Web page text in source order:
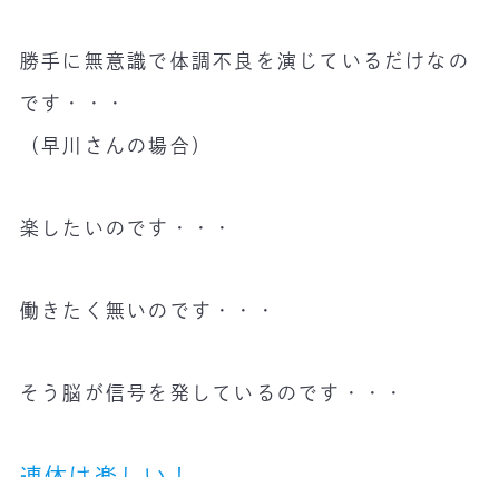
勝手に無意識で体調不良を演じているだけなの
です・・・
（早川さんの場合）
楽したいのです・・・
働きたく無いのです・・・
そう脳が信号を発しているのです・・・